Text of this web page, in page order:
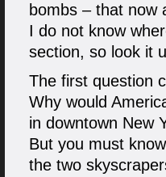
bombs – that now
I do not know
section, so look it
The first question
Why would
in downtown New
But you must
the two